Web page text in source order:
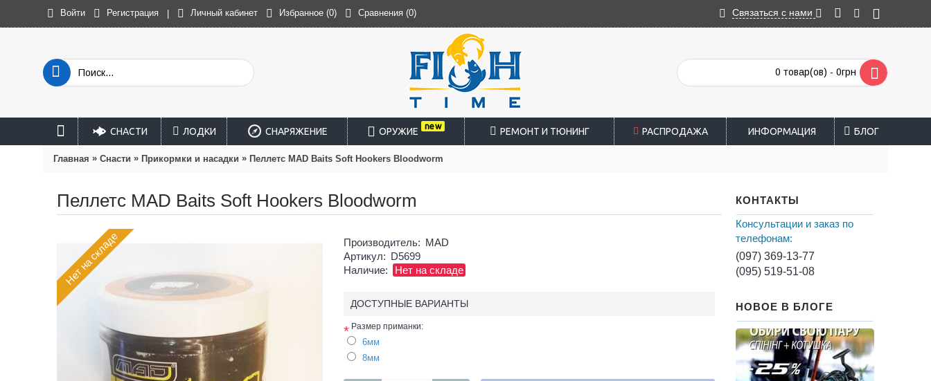
Войти Регистрация Личный кабинет Избранное (0) Сравнения (0) Связаться с нами
0 товар(ов) - 0грн
СНАСТИ ЛОДКИ СНАРЯЖЕНИЕ ОРУЖИЕ new РЕМОНТ И ТЮНИНГ РАСПРОДАЖА ИНФОРМАЦИЯ БЛОГ
Главная » Снасти » Прикормки и насадки » Пеллетс MAD Baits Soft Hookers Bloodworm
КОНТАКТЫ
Консультации и заказ по
телефонам:
(097) 369-13-77
(095) 519-51-08
НОВОЕ В БЛОГЕ
Пеллетс MAD Baits Soft Hookers Bloodworm
Нет на складе Производитель: MAD
Артикул: D5699
Наличие:
Нет на складе
ДОСТУПНЫЕ ВАРИАНТЫ
* Размер приманки:
6мм
8мм